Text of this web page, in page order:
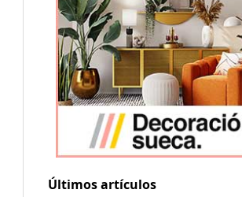
Últimos artículos